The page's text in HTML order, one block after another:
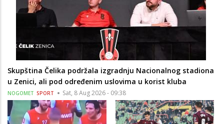
Skupština Čelika podržala izgradnju Nacionalnog stadiona
u Zenici, ali pod određenim uslovima u korist kluba
NOGOMET SPORT Sat, 8 Aug 2026 - 09:38